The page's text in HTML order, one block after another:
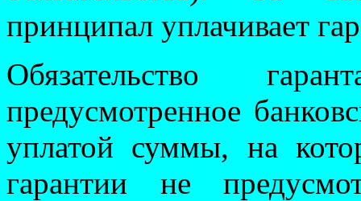
принципал уплачивает
Обязательство
предусмотренное
уплатой суммы, на
гарантии не